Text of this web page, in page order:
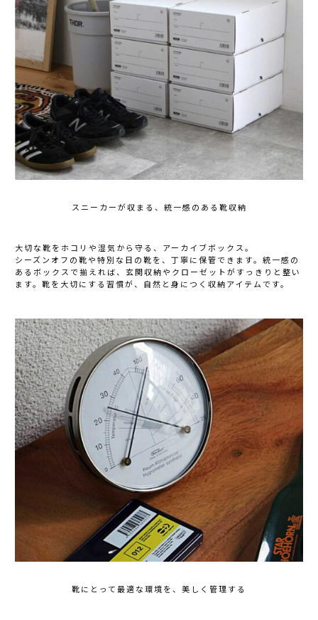
スニーカーが収まる、統一感のある靴収納
大切な靴をホコリや湿気から守る、アーカイブボックス。
シーズンオフの靴や特別な日の靴を、丁寧に保管できます。統一感の
あるボックスで揃えれば、玄関収納やクローゼットがすっきりと整い
ます。靴を大切にする習慣が、自然と身につく収納アイテムです。
靴にとって最適な環境を、美しく管理する